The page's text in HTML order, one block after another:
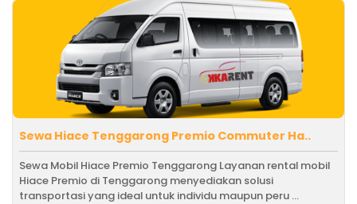
Sewa Hiace Tenggarong Premio Commuter Ha..
Sewa Mobil Hiace Premio Tenggarong Layanan rental mobil
Hiace Premio di Tenggarong menyediakan solusi
transportasi yang ideal untuk individu maupun peru ...